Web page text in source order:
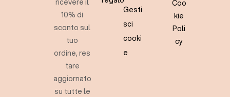
ricevere il
10% di
sconto sul
tuo
ordine, res
tare
aggiornato
su tutte le
Gesti
sci
cooki
e
Coo
kie
Poli
cy